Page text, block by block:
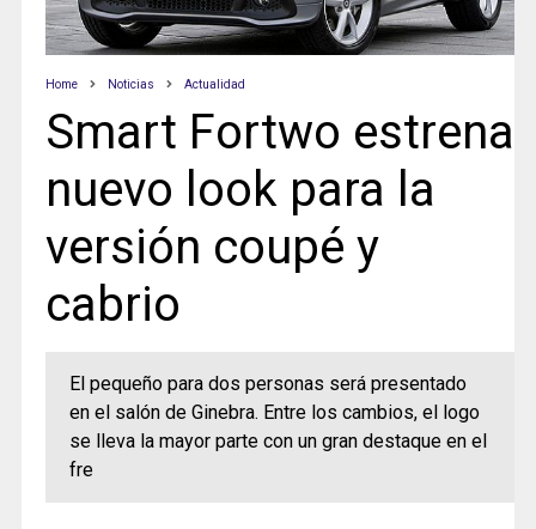
Home Noticias Actualidad
Smart Fortwo estrena
nuevo look para la
versión coupé y
cabrio
El pequeño para dos personas será presentado
en el salón de Ginebra. Entre los cambios, el logo
se lleva la mayor parte con un gran destaque en el
fre